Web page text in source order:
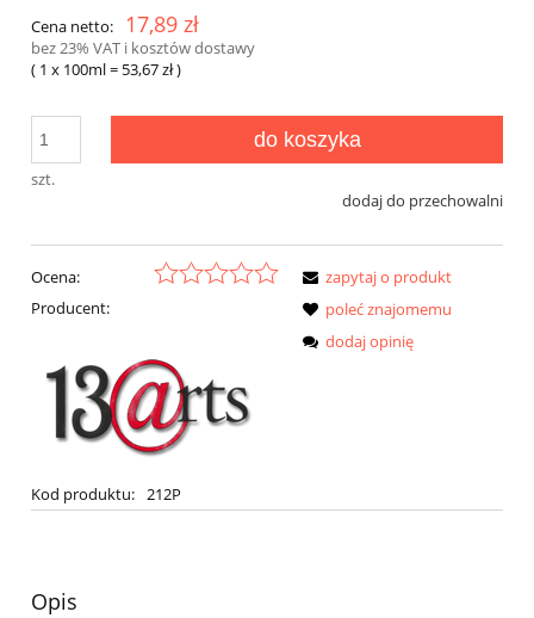
Cena netto:
17,89 zł
bez 23% VAT i kosztów dostawy
( 1 x 100ml= 53,67 zł)
szt.
do koszyka
dodaj do przechowalni
Ocena:
Producent:
Kod produktu: 212P
zapytaj o produkt
poleć znajomemu
dodaj opinię
Opis